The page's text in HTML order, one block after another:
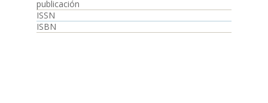
publicación
ISSN
ISBN